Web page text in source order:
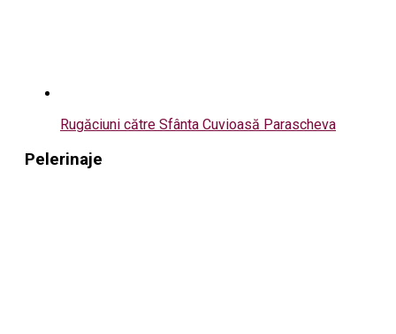
Rugăciuni către Sfânta Cuvioasă Parascheva
Pelerinaje